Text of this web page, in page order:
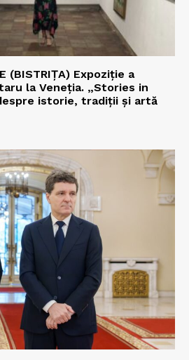
(BISTRIȚA) Expoziție a
la Veneția. „Stories in
istorie, tradiții și artă